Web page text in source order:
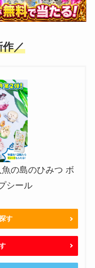
作／
魚の島のひみつ ボ
シール
す